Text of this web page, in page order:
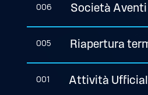
006 Società
005 Riapertura
001 Attività